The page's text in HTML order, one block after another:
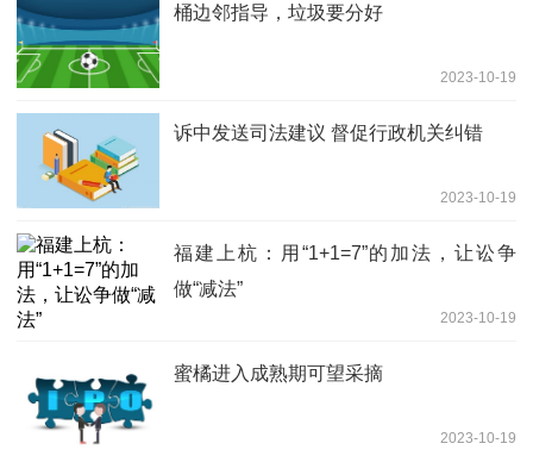
桶边邻指导，垃圾要分好
2023-10-19
诉中发送司法建议 督促行政机关纠错
2023-10-19
福建上杭：用“1+1=7”的加法，让讼争
做“减法”
2023-10-19
蜜橘进入成熟期可望采摘
2023-10-19